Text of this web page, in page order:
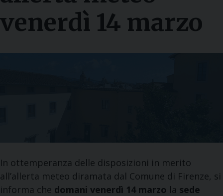
venerdì 14 marzo
In ottemperanza delle disposizioni in merito
all’allerta meteo diramata dal Comune di Firenze, si
informa che domani venerdì 14 marzo la sede